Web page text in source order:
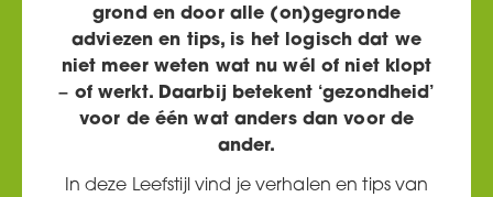
grond en door alle (on)gegronde
adviezen en tips, is het logisch dat we
niet meer weten wat nu wél of niet klopt
– of werkt. Daarbij betekent ‘gezondheid’
voor de één wat anders dan voor de
ander.
In deze Leefstijl vind je verhalen en tips van